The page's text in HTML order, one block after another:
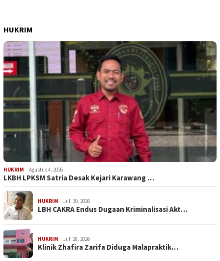
HUKRIM
HUKRIM Agustus 4, 2026
LKBH LPKSM Satria Desak Kejari Karawang …
HUKRIM Juli 30, 2026
LBH CAKRA Endus Dugaan Kriminalisasi Akt…
HUKRIM Juli 28, 2026
Klinik Zhafira Zarifa Diduga Malapraktik…